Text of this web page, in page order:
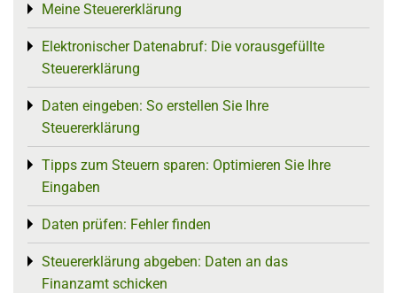
Meine Steuererklärung
Toggle menu
Elektronischer Datenabruf: Die vorausgefüllte
Steuererklärung
Toggle menu
Daten eingeben: So erstellen Sie Ihre
Steuererklärung
Toggle menu
Tipps zum Steuern sparen: Optimieren Sie Ihre
Eingaben
Toggle menu
Daten prüfen: Fehler finden
Toggle menu
Steuererklärung abgeben: Daten an das
Finanzamt schicken
Toggle menu